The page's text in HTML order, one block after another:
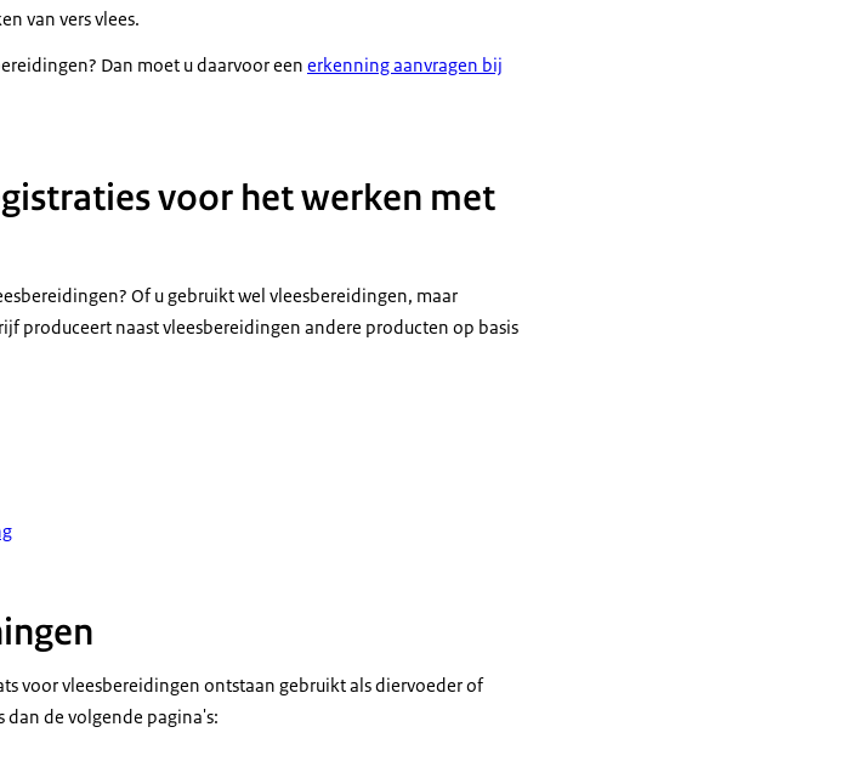
van vers vlees.
Dan moet u daarvoor een erkenning aanvragen bij
voor het werken met
Of u gebruikt wel vleesbereidingen, maar
produceert naast vleesbereidingen andere producten op basis
voor vleesbereidingen ontstaan gebruikt als diervoeder of
de volgende pagina's: